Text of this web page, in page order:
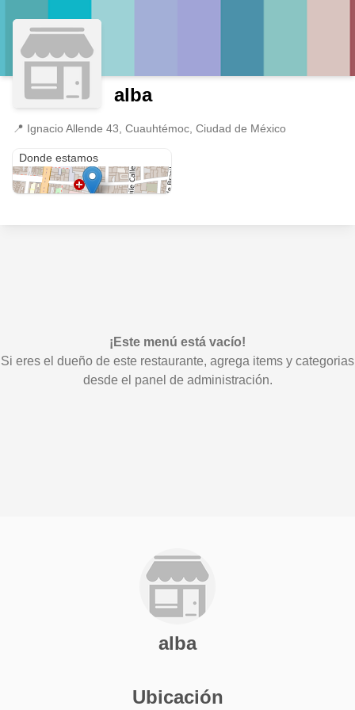
alba
📍 Ignacio Allende 43, Cuauhtémoc, Ciudad de México
Donde estamos
¡Este menú está vacío!
Si eres el dueño de este restaurante, agrega items y categorias
desde el panel de administración.
alba
Ubicación